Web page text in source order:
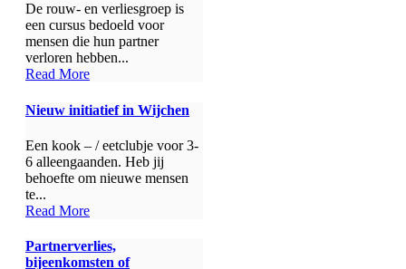
De rouw- en verliesgroep is
een cursus bedoeld voor
mensen die hun partner
verloren hebben...
Read More
Nieuw initiatief in Wijchen
Een kook – / eetclubje voor 3-
6 alleengaanden. Heb jij
behoefte om nieuwe mensen
te...
Read More
Partnerverlies,
bijeenkomsten of